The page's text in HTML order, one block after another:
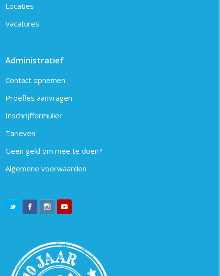
Locaties
Vacatures
Administratief
Contact opnemen
Proefles aanvragen
Inschrijfformulier
Tarieven
Geen geld om mee te doen?
Algemene voorwaarden